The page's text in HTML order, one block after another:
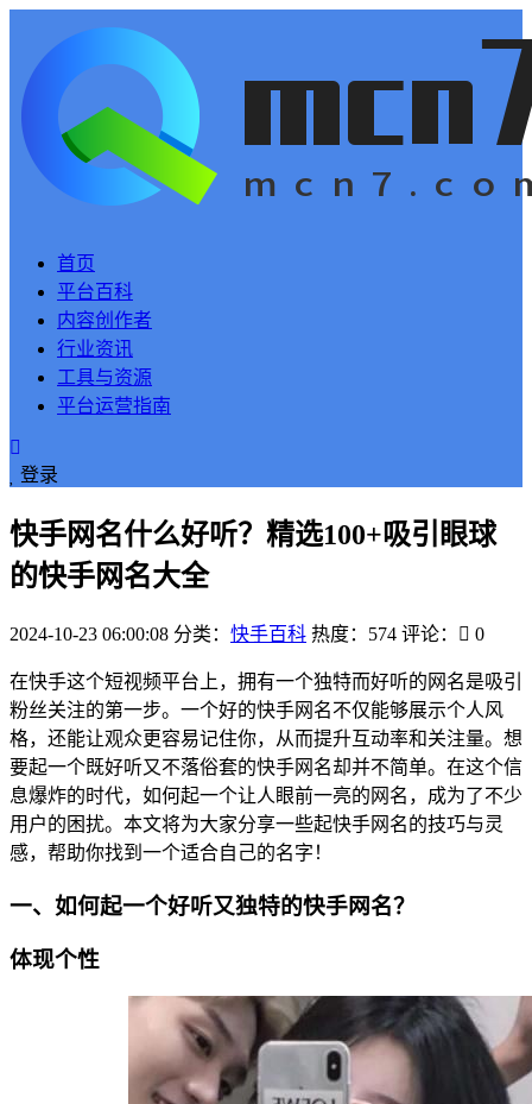
首页
平台百科
内容创作者
行业资讯
工具与资源
平台运营指南
登录
快手网名什么好听？精选100+吸引眼球
的快手网名大全
2024-10-23 06:00:08 分类： 快手百科 热度：574 评论： 0
在快手这个短视频平台上，拥有一个独特而好听的网名是吸引
粉丝关注的第一步。一个好的快手网名不仅能够展示个人风
格，还能让观众更容易记住你，从而提升互动率和关注量。想
要起一个既好听又不落俗套的快手网名却并不简单。在这个信
息爆炸的时代，如何起一个让人眼前一亮的网名，成为了不少
用户的困扰。本文将为大家分享一些起快手网名的技巧与灵
感，帮助你找到一个适合自己的名字！
一、如何起一个好听又独特的快手网名？
体现个性